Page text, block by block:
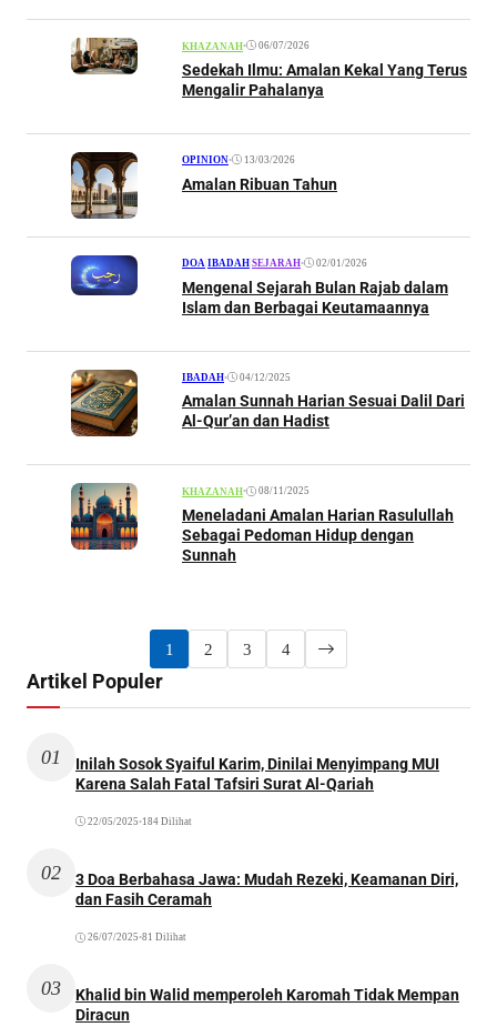
KHAZANAH• 06/07/2026
Sedekah Ilmu: Amalan Kekal Yang Terus
Mengalir Pahalanya
OPINION• 13/03/2026
Amalan Ribuan Tahun
DOA IBADAH SEJARAH• 02/01/2026
Mengenal Sejarah Bulan Rajab dalam
Islam dan Berbagai Keutamaannya
IBADAH• 04/12/2025
Amalan Sunnah Harian Sesuai Dalil Dari
Al-Qur’an dan Hadist
KHAZANAH• 08/11/2025
Meneladani Amalan Harian Rasulullah
Sebagai Pedoman Hidup dengan
Sunnah
1 2 3 4
Artikel Populer
01
Inilah Sosok Syaiful Karim, Dinilai Menyimpang MUI
Karena Salah Fatal Tafsiri Surat Al-Qariah
22/05/2025 •184 Dilihat
02
3 Doa Berbahasa Jawa: Mudah Rezeki, Keamanan Diri,
dan Fasih Ceramah
26/07/2025 •81 Dilihat
03
Khalid bin Walid memperoleh Karomah Tidak Mempan
Diracun